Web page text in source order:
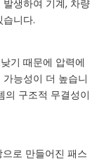
생하여 기계, 차량
니다.
기 때문에 압력에
능성이 더 높습니
의 구조적 무결성이
로 만들어진 패스